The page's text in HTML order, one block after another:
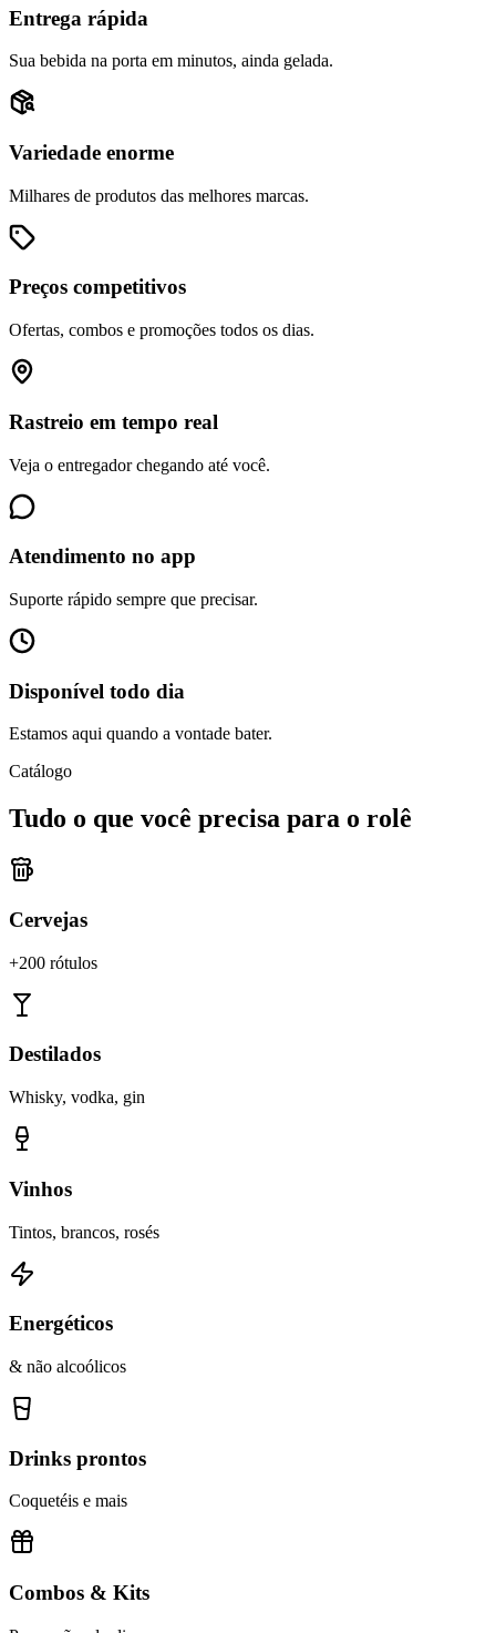
Entrega rápida
Sua bebida na porta em minutos, ainda gelada.
Variedade enorme
Milhares de produtos das melhores marcas.
Preços competitivos
Ofertas, combos e promoções todos os dias.
Rastreio em tempo real
Veja o entregador chegando até você.
Atendimento no app
Suporte rápido sempre que precisar.
Disponível todo dia
Estamos aqui quando a vontade bater.
Catálogo
Tudo o que você precisa para o rolê
Cervejas
+200 rótulos
Destilados
Whisky, vodka, gin
Vinhos
Tintos, brancos, rosés
Energéticos
& não alcoólicos
Drinks prontos
Coquetéis e mais
Combos & Kits